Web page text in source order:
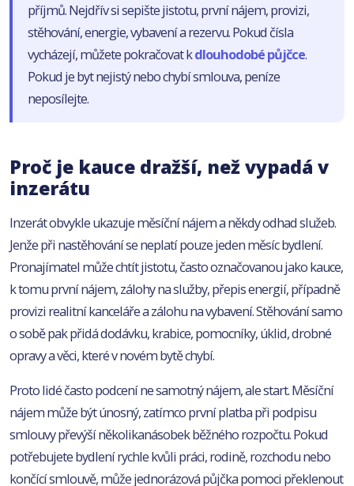
příjmů. Nejdřív si sepište jistotu, první nájem, provizi,
stěhování, energie, vybavení a rezervu. Pokud čísla
vycházejí, můžete pokračovat kdlouhodobé půjčce.
Pokud je byt nejistý nebo chybí smlouva, peníze
neposílejte.
Proč je kauce dražší, než vypadá v
inzerátu
Inzerát obvykle ukazuje měsíční nájem a někdy odhad služeb.
Jenže při nastěhování se neplatí pouze jeden měsíc bydlení.
Pronajímatel může chtít jistotu, často označovanou jako kauce,
k tomu první nájem, zálohy na služby, přepis energií, případně
provizi realitní kanceláře a zálohu na vybavení. Stěhování samo
o sobě pak přidá dodávku, krabice, pomocníky, úklid, drobné
opravy a věci, které v novém bytě chybí.
Proto lidé často podcení ne samotný nájem, ale start. Měsíční
nájem může být únosný, zatímco první platba při podpisu
smlouvy převýší několikanásobek běžného rozpočtu. Pokud
potřebujete bydlení rychle kvůli práci, rodině, rozchodu nebo
končící smlouvě, může jednorázová půjčka pomoci překlenout